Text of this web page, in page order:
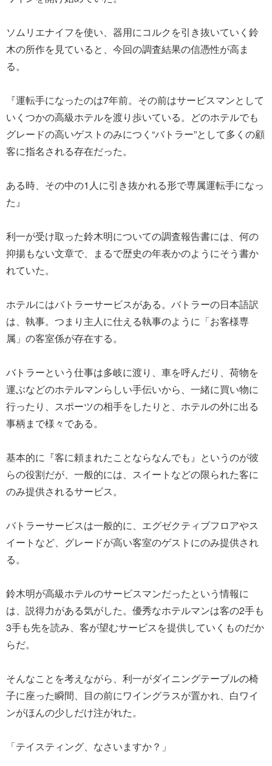
ソムリエナイフを使い、器用にコルクを引き抜いていく鈴
木の所作を見ていると、今回の調査結果の信憑性が高ま
る。
『運転手になったのは7年前。その前はサービスマンとして
いくつかの高級ホテルを渡り歩いている。どのホテルでも
グレードの高いゲストのみにつく“バトラー”として多くの顧
客に指名される存在だった。
ある時、その中の1人に引き抜かれる形で専属運転手になっ
た』
利一が受け取った鈴木明についての調査報告書には、何の
抑揚もない文章で、まるで歴史の年表かのようにそう書か
れていた。
ホテルにはバトラーサービスがある。バトラーの日本語訳
は、執事。つまり主人に仕える執事のように「お客様専
属」の客室係が存在する。
バトラーという仕事は多岐に渡り、車を呼んだり、荷物を
運ぶなどのホテルマンらしい手伝いから、一緒に買い物に
行ったり、スポーツの相手をしたりと、ホテルの外に出る
事柄まで様々である。
基本的に『客に頼まれたことならなんでも』というのが彼
らの役割だが、一般的には、スイートなどの限られた客に
のみ提供されるサービス。
バトラーサービスは一般的に、エグゼクティブフロアやス
イートなど、グレードが高い客室のゲストにのみ提供され
る。
鈴木明が高級ホテルのサービスマンだったという情報に
は、説得力がある気がした。優秀なホテルマンは客の2手も
3手も先を読み、客が望むサービスを提供していくものだか
らだ。
そんなことを考えながら、利一がダイニングテーブルの椅
子に座った瞬間、目の前にワイングラスが置かれ、白ワイ
ンがほんの少しだけ注がれた。
「テイスティング、なさいますか？」